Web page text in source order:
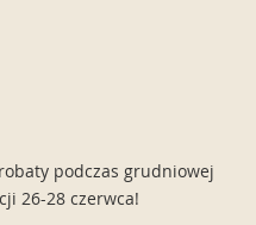
podczas grudniowej
26-28 czerwca!